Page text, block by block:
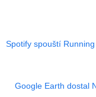
Spotify spouští
Google Earth dostal